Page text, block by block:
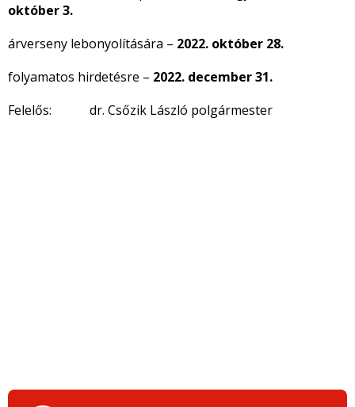
október 3.
árverseny lebonyolítására – 2022. október 28.
folyamatos hirdetésre – 2022. december 31.
Felelős: dr. Csőzik László polgármester